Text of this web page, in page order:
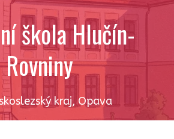
škola Hlučín-
Rovniny
kraj, Opava